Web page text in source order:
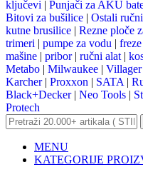
ključevi | Punjači za AKU
Bitovi za bušilice | Ostali
kutne brusilice | Rezne ploče
trimeri | pumpe za vodu | freze
mašine | pribor| ručni alat|
Metabo | Milwaukee | Villager
Karcher| Proxxon | SATA|
Black+Decker| Neo Tools |
Protech
MENU
KATEGORIJE